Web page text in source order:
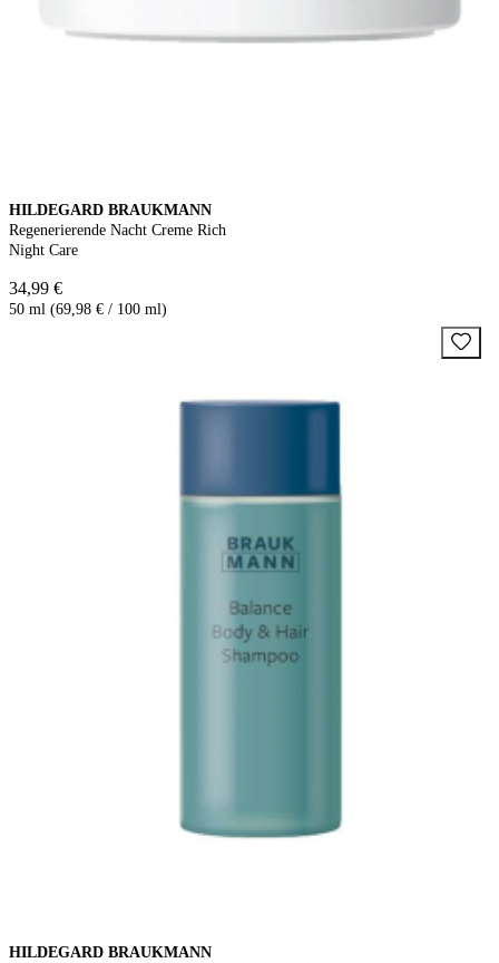
HILDEGARD BRAUKMANN
Regenerierende Nacht Creme Rich
Night Care
34,99 €
50 ml (69,98 € / 100 ml)
HILDEGARD BRAUKMANN